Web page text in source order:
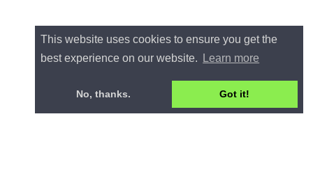
This website uses cookies to ensure you get the
best experience on our website.
Learn more
No, thanks. Got it!